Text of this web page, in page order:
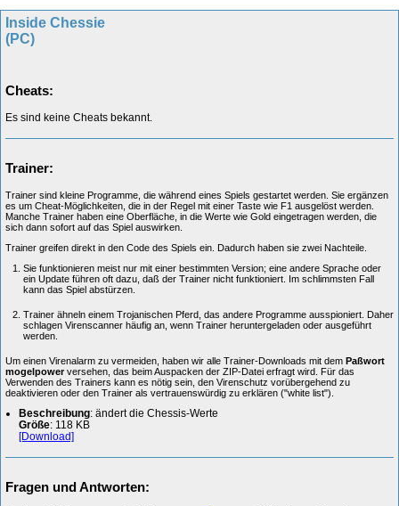
Inside Chessie
(PC)
Cheats:
Es sind keine Cheats bekannt.
Trainer:
Trainer sind kleine Programme, die während eines Spiels gestartet werden. Sie ergänzen
es um Cheat-Möglichkeiten, die in der Regel mit einer Taste wie F1 ausgelöst werden.
Manche Trainer haben eine Oberfläche, in die Werte wie Gold eingetragen werden, die
sich dann sofort auf das Spiel auswirken.
Trainer greifen direkt in den Code des Spiels ein. Dadurch haben sie zwei Nachteile.
Sie funktionieren meist nur mit einer bestimmten Version; eine andere Sprache oder
ein Update führen oft dazu, daß der Trainer nicht funktioniert. Im schlimmsten Fall
kann das Spiel abstürzen.
Trainer ähneln einem Trojanischen Pferd, das andere Programme ausspioniert. Daher
schlagen Virenscanner häufig an, wenn Trainer heruntergeladen oder ausgeführt
werden.
Um einen Virenalarm zu vermeiden, haben wir alle Trainer-Downloads mit dem Paßwort
mogelpowerversehen, das beim Auspacken der ZIP-Datei erfragt wird. Für das
Verwenden des Trainers kann es nötig sein, den Virenschutz vorübergehend zu
deaktivieren oder den Trainer als vertrauenswürdig zu erklären ("white list").
Beschreibung: ändert die Chessis-Werte
Größe: 118 KB
[Download]
Fragen und Antworten: